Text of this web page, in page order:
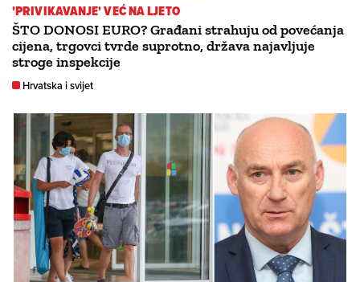
'PRIVIKAVANJE' VEĆ NA LJETO
ŠTO DONOSI EURO? Građani strahuju od povećanja
cijena, trgovci tvrde suprotno, država najavljuje
stroge inspekcije
Hrvatska i svijet